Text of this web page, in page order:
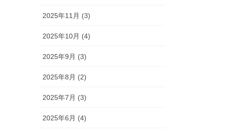
2025年11月 (3)
2025年10月 (4)
2025年9月 (3)
2025年8月 (2)
2025年7月 (3)
2025年6月 (4)